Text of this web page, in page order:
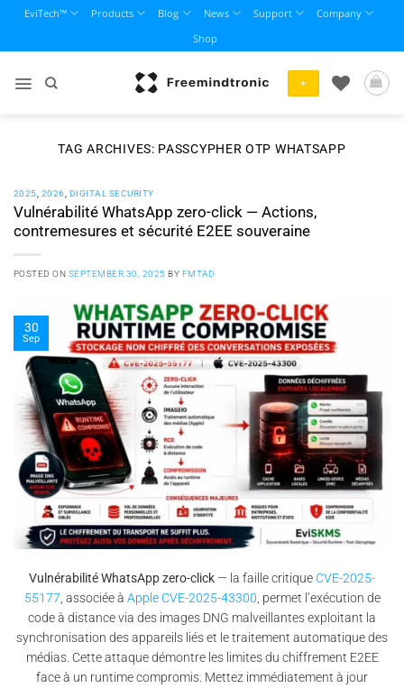
content
EviTech™ Products Blog News Support
Company
Shop
+
TAG ARCHIVES: PASSCYPHER OTP WHATSAPP
2025 2026 DIGITAL SECURITY
Vulnérabilité WhatsApp zero-click — Actions,
contremesures et sécurité E2EE souveraine
POSTED ON SEPTEMBER 30, 2025 BY FMTAD
30
Sep
Vulnérabilité WhatsApp zero-click — la faille critique CVE-2025-
55177 , associée à Apple CVE-2025-43300 , permet l’exécution de
code à distance via des images DNG malveillantes exploitant la
synchronisation des appareils liés et le traitement automatique des
médias. Cette attaque démontre les limites du chiffrement E2EE
face à un runtime compromis. Mettez immédiatement à jour